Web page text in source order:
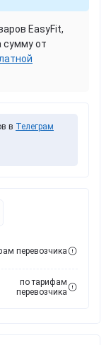
перевозчика
по тарифам
перевозчика
EasyFit,
сумму от
в Телеграм